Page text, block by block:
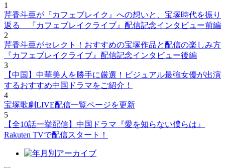
1
芹香斗亜が『カフェブレイク』への想いと、宝塚時代を振り
返る 『カフェブレイクライブ』配信記念インタビュー前編
2
芹香斗亜がセレクト！おすすめの宝塚作品と配信の楽しみ方
『カフェブレイクライブ』配信記念インタビュー後編
3
【中国】中華美人を勝手に厳選！ビジュアル最強女優が出演
するおすすめ中国ドラマをご紹介！
4
宝塚歌劇LIVE配信一覧ページを更新
5
【全10話一挙配信】中国ドラマ『愛を知らない僕らは』
Rakuten TVで配信スタート！